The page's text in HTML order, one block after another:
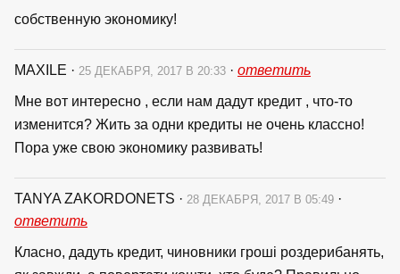
собственную экономику!
MAXILE · 25 ДЕКАБРЯ, 2017 В 20:33 · ответить
Мне вот интересно , если нам дадут кредит , что-то
изменится? Жить за одни кредиты не очень классно!
Пора уже свою экономику развивать!
TANYA ZAKORDONETS · 28 ДЕКАБРЯ, 2017 В 05:49 ·
ответить
Класно, дадуть кредит, чиновники гроші роздерибанять,